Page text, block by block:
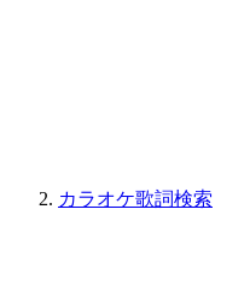
カラオケ歌詞検索